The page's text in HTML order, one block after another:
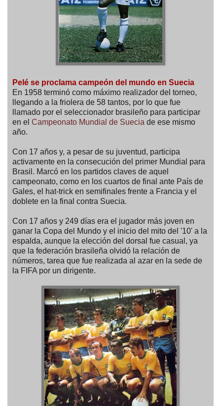
Pelé se proclama campeón del mundo en Suecia
En 1958 terminó como máximo realizador del torneo,
llegando a la friolera de 58 tantos, por lo que fue
llamado por el seleccionador brasileño para participar
en el Campeonato Mundial de Suecia de ese mismo
año.
Con 17 años y, a pesar de su juventud, participa
activamente en la consecución del primer Mundial para
Brasil. Marcó en los partidos claves de aquel
campeonato, como en los cuartos de final ante País de
Gales, el hat-trick en semifinales frente a Francia y el
doblete en la final contra Suecia.
Con 17 años y 249 días era el jugador más joven en
ganar la Copa del Mundo y el inicio del mito del '10' a la
espalda, aunque la elección del dorsal fue casual, ya
que la federación brasileña olvidó la relación de
números, tarea que fue realizada al azar en la sede de
la FIFA por un dirigente.